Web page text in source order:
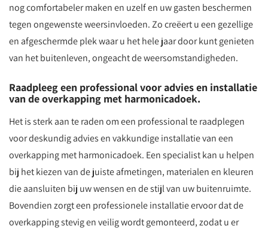
nog comfortabeler maken en uzelf en uw gasten beschermen
tegen ongewenste weersinvloeden. Zo creëert u een gezellige
en afgeschermde plek waar u het hele jaar door kunt genieten
van het buitenleven, ongeacht de weersomstandigheden.
Raadpleeg een professional voor advies en installatie
van de overkapping met harmonicadoek.
Het is sterk aan te raden om een professional te raadplegen
voor deskundig advies en vakkundige installatie van een
overkapping met harmonicadoek. Een specialist kan u helpen
bij het kiezen van de juiste afmetingen, materialen en kleuren
die aansluiten bij uw wensen en de stijl van uw buitenruimte.
Bovendien zorgt een professionele installatie ervoor dat de
overkapping stevig en veilig wordt gemonteerd, zodat u er